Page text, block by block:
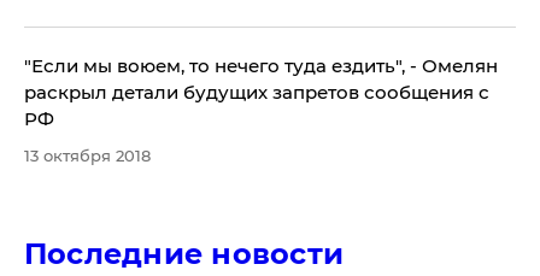
"Если мы воюем, то нечего туда ездить", - Омелян
раскрыл детали будущих запретов сообщения с
РФ
13 октября 2018
Последние новости